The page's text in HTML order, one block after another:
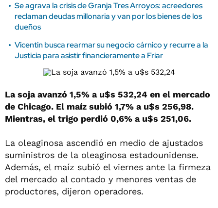
Se agrava la crisis de Granja Tres Arroyos: acreedores
reclaman deudas millonaria y van por los bienes de los
dueños
Vicentin busca rearmar su negocio cárnico y recurre a la
Justicia para asistir financieramente a Friar
La soja avanzó 1,5% a u$s 532,24 en el mercado
de Chicago. El maíz subió 1,7% a u$s 256,98.
Mientras, el trigo perdió 0,6% a u$s 251,06.
La oleaginosa ascendió en medio de ajustados
suministros de la oleaginosa estadounidense.
Además, el maíz subió el viernes ante la firmeza
del mercado al contado y menores ventas de
productores, dijeron operadores.